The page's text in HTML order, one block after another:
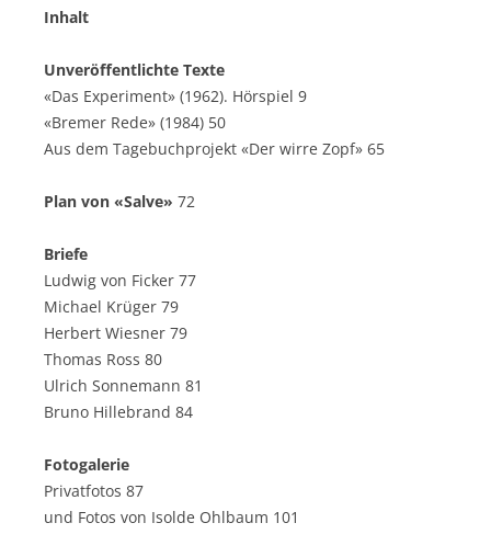
Inhalt
Unveröffentlichte Texte
«Das Experiment» (1962). Hörspiel 9
«Bremer Rede» (1984) 50
Aus dem Tagebuchprojekt «Der wirre Zopf» 65
Plan von «Salve» 72
Briefe
Ludwig von Ficker 77
Michael Krüger 79
Herbert Wiesner 79
Thomas Ross 80
Ulrich Sonnemann 81
Bruno Hillebrand 84
Fotogalerie
Privatfotos 87
und Fotos von Isolde Ohlbaum 101